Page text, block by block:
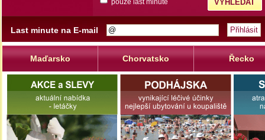
Maďarsko Chorvatsko Řecko
pouze last minute
Last minute na E-mail